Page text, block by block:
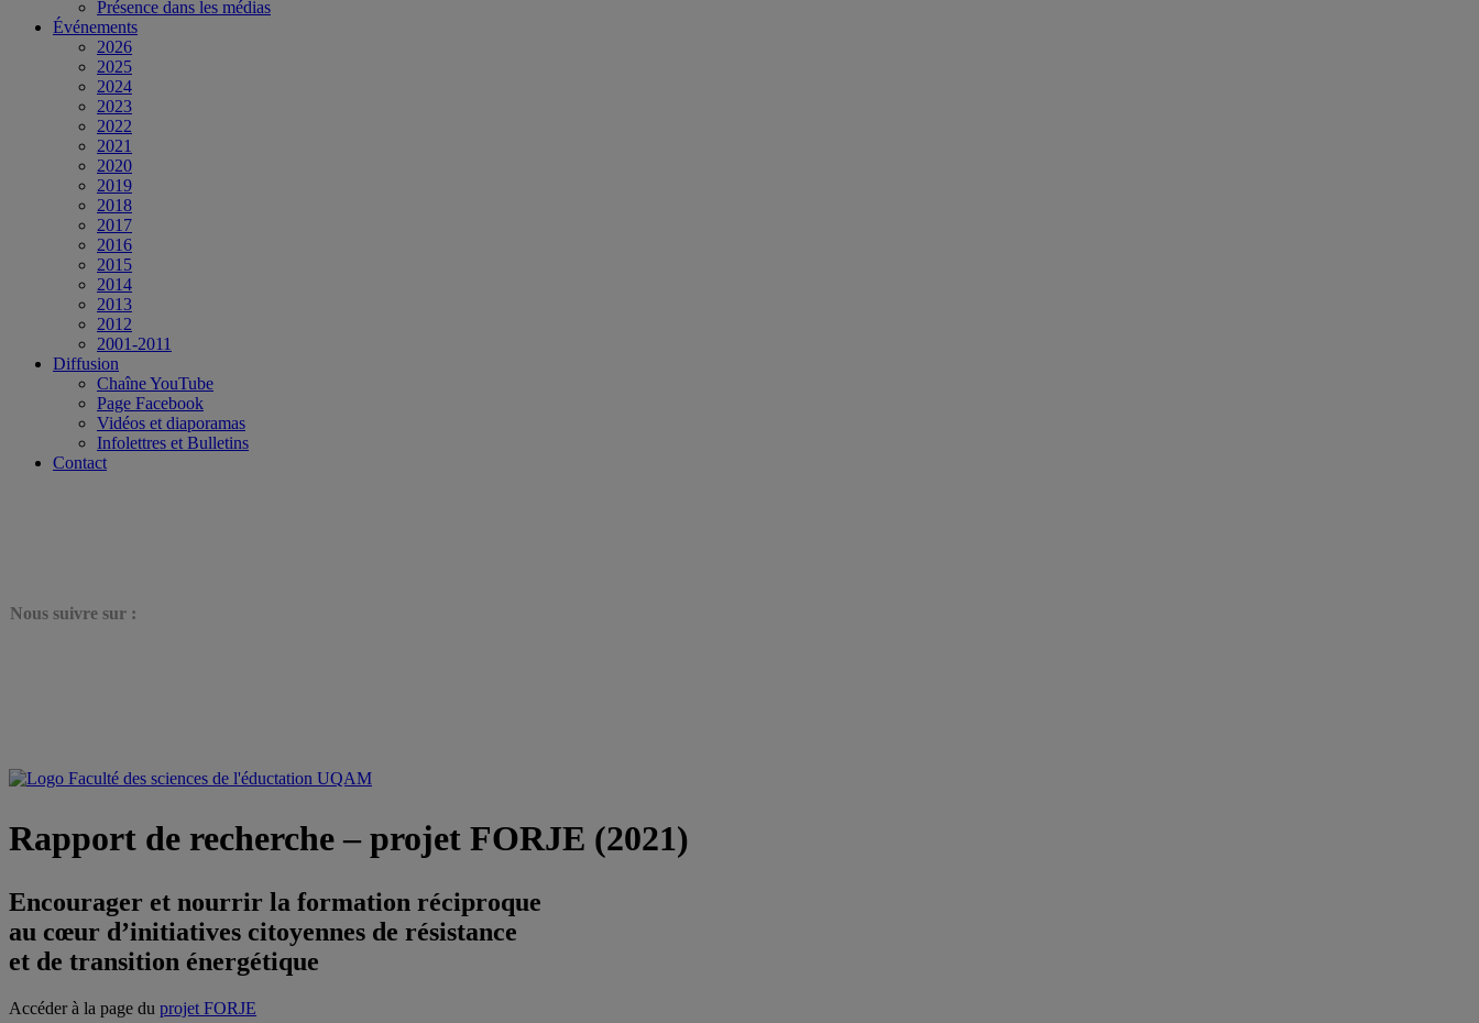
Présence dans les médias
Événements
2026
2025
2024
2023
2022
2021
2020
2019
2018
2017
2016
2015
2014
2013
2012
2001-2011
Diffusion
Chaîne YouTube
Page Facebook
Vidéos et diaporamas
Infolettres et Bulletins
Contact
Nous suivre sur :
Rapport de recherche – projet FORJE (2021)
Encourager et nourrir la formation réciproque
au cœur d’initiatives citoyennes de résistance
et de transition énergétique
Accéder à la page du projet FORJE